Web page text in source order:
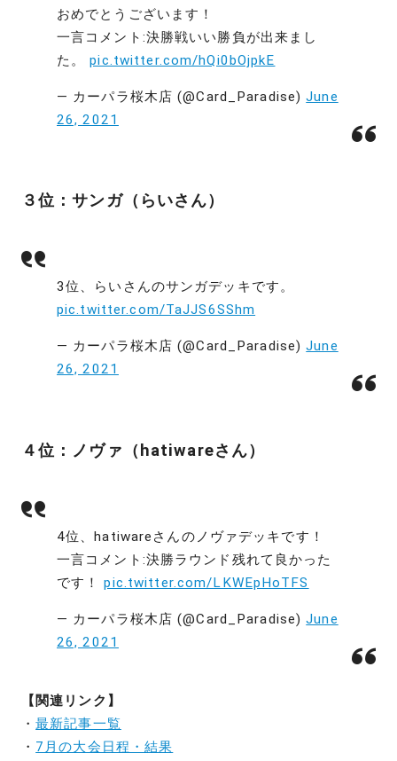
おめでとうございます！
一言コメント:決勝戦いい勝負が出来まし
た。pic.twitter.com/hQi0bOjpkE
— カーパラ桜木店 (@Card_Paradise)June
26, 2021
３位：サンガ（らいさん）
3位、らいさんのサンガデッキです。
pic.twitter.com/TaJJS6SShm
— カーパラ桜木店 (@Card_Paradise)June
26, 2021
４位：ノヴァ（hatiwareさん）
4位、hatiwareさんのノヴァデッキです！
一言コメント:決勝ラウンド残れて良かった
です！pic.twitter.com/LKWEpHoTFS
— カーパラ桜木店 (@Card_Paradise)June
26, 2021
【関連リンク】
・最新記事一覧
・ 7月の大会日程・結果